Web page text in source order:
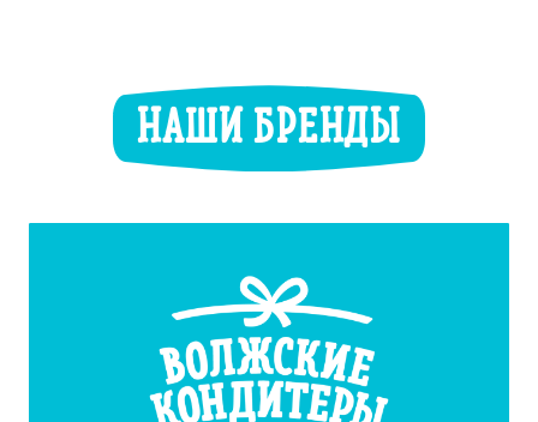
НАШИ БРЕНДЫ